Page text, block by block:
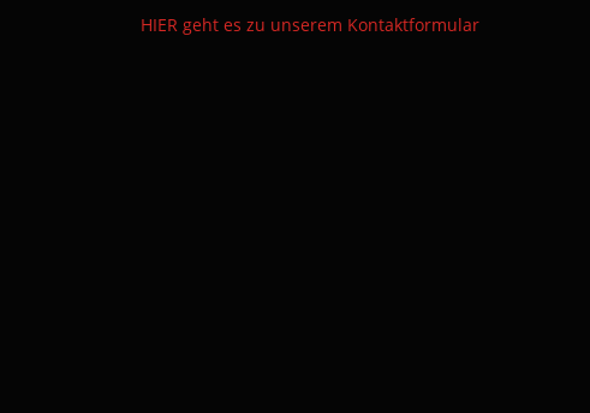
HIER geht es zu unserem Kontaktformular